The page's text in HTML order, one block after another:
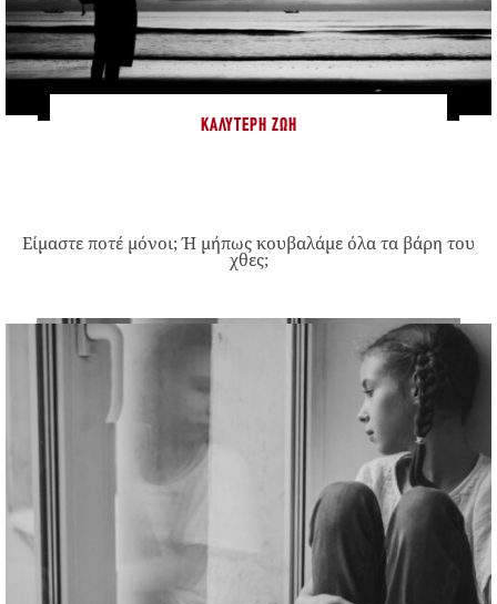
ΚΑΛΎΤΕΡΗ ΖΩΉ
Είμαστε ποτέ μόνοι; Ή μήπως κουβαλάμε όλα τα βάρη του
χθες;